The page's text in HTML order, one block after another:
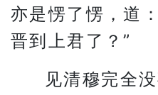
亦是愣了愣，道
晋到上君了？”
见清穆完全